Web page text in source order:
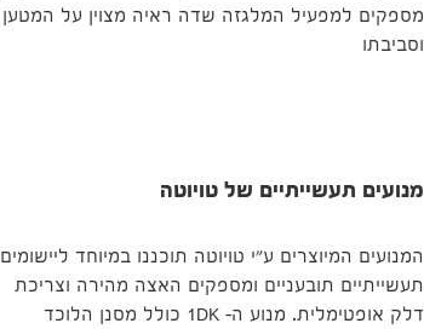
מספקים למפעיל המלגזה שדה ראיה מצוין על המטען
וסביבתו
מנועים תעשייתיים של טויוטה
המנועים המיוצרים ע"י טויוטה תוכננו במיוחד ליישומים
תעשייתיים תובעניים ומספקים האצה מהירה וצריכת
דלק אופטימלית. מנוע ה- 1DK כולל מסנן הלוכד